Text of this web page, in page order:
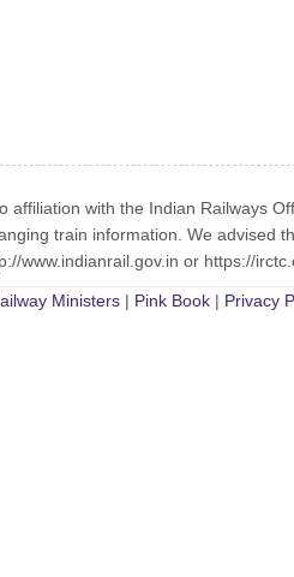
affiliation with the Indian Railways
train information. We advised
www.indianrail.gov.in or https://
Ministers | Pink Book | Privacy